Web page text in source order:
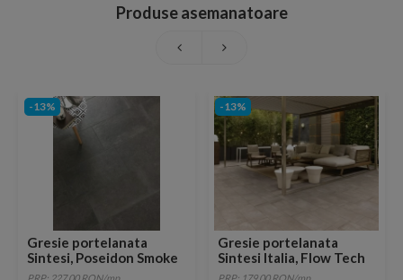
Produse asemanatoare
-13%
Gresie portelanata
Sintesi, Poseidon Smoke
60,4x60,4 cm
-13%
Gresie portelanata
Sintesi Italia, Flow Tech
Taupe 60,4x30 cm